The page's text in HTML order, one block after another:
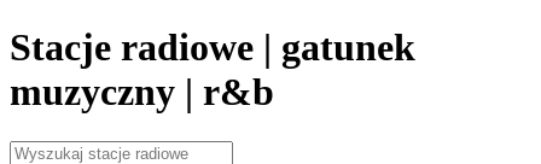
Stacje radiowe | gatunek
muzyczny | r&b